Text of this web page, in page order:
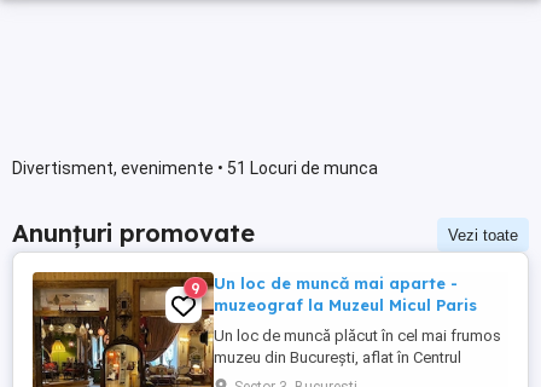
Divertisment, evenimente • 51 Locuri de munca
Anunțuri promovate Vezi toate
9
Un loc de muncă mai aparte -
muzeograf la Muzeul Micul Paris
Un loc de muncă plăcut în cel mai frumos
muzeu din București, aflat în Centrul
Istoric. Jobul presupune primirea